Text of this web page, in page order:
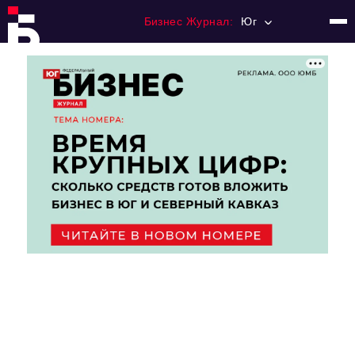
Бизнес Журнал: Юг
Франчайзинг
Номера журнала
Категории:
Финансы